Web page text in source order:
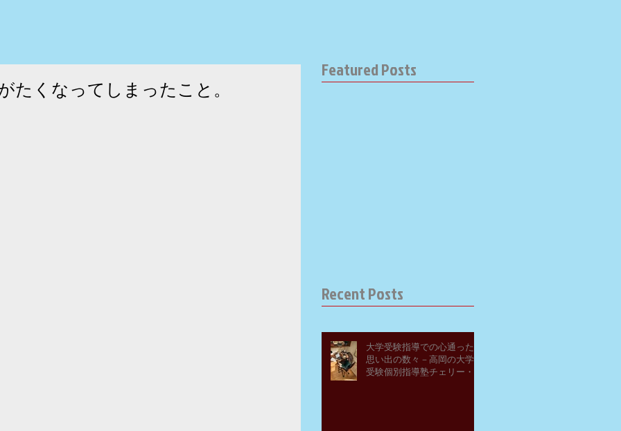
たくなってしまったこと。
Featured Posts
Recent Posts
大学受験指導での心通った
思い出の数々－高岡の大学
受験個別指導塾チェリー・